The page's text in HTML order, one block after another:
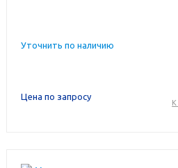
Уточнить по наличию
Цена по запросу